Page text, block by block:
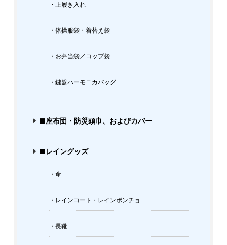
・上履き入れ
・体操服袋・着替え袋
・お弁当袋／コップ袋
・鍵盤ハーモニカバッグ
■座布団・防災頭巾、およびカバー
■レイングッズ
・傘
・レインコート・レインポンチョ
・長靴